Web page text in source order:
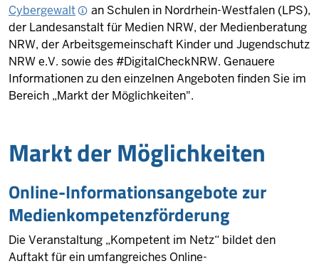
Cybergewalt
an Schulen in Nordrhein-Westfalen (LPS),
der Landesanstalt für Medien NRW, der Medienberatung
NRW, der Arbeitsgemeinschaft Kinder und Jugendschutz
NRW e.V. sowie des #DigitalCheckNRW. Genauere
Informationen zu den einzelnen Angeboten finden Sie im
Bereich „Markt der Möglichkeiten".
Markt der Mög­lich­keiten
Online-Informationsangebote zur
Medienkompetenzförderung
Die Veranstaltung „Kompetent im Netz“ bildet den
Auftakt für ein umfangreiches Online-